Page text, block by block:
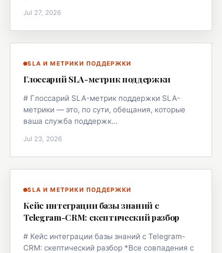
Jul 27, 2026
SLA И МЕТРИКИ ПОДДЕРЖКИ
Глоссарий SLA-метрик поддержки
# Глоссарий SLA-метрик поддержки SLA-
метрики — это, по сути, обещания, которые
ваша служба поддержк…
Jul 23, 2026
SLA И МЕТРИКИ ПОДДЕРЖКИ
Кейс интеграции базы знаний с
Telegram-CRM: скептический разбор
# Кейс интеграции базы знаний с Telegram-
CRM: скептический разбор *Все совпадения с